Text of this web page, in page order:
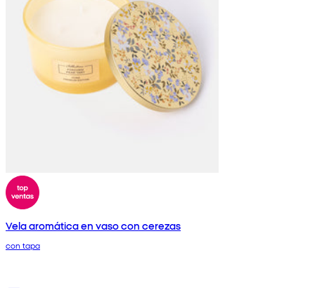
Vela aromática en vaso con cerezas
con tapa